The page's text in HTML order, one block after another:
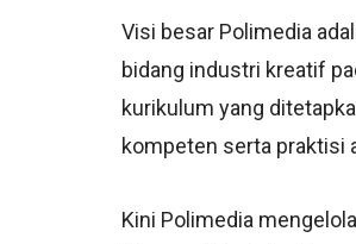
Visi besar Polimedia
bidang industri kreatif
kurikulum yang
kompeten serta praktisi
Kini Polimedia mengelola